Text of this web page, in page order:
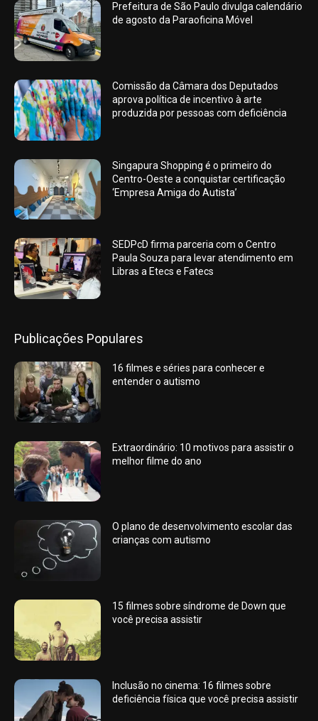
Prefeitura de São Paulo divulga calendário
de agosto da Paraoficina Móvel
Comissão da Câmara dos Deputados
aprova política de incentivo à arte
produzida por pessoas com deficiência
Singapura Shopping é o primeiro do
Centro-Oeste a conquistar certificação
‘Empresa Amiga do Autista’
SEDPcD firma parceria com o Centro
Paula Souza para levar atendimento em
Libras a Etecs e Fatecs
Publicações Populares
16 filmes e séries para conhecer e
entender o autismo
Extraordinário: 10 motivos para assistir o
melhor filme do ano
O plano de desenvolvimento escolar das
crianças com autismo
15 filmes sobre síndrome de Down que
você precisa assistir
Inclusão no cinema: 16 filmes sobre
deficiência física que você precisa assistir